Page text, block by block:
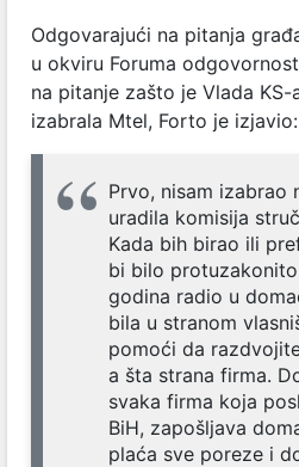
Odgovarajući na pitanja
u okviru Foruma
na pitanje zašto je Vlada
izabrala Mtel, Forto je izjavio:
Prvo, nisam izabrao
uradila komisija
Kada bih birao ili
bi bilo
godina radio u
bila u stranom
pomoći da
a šta strana firma.
svaka firma koja
BiH, zapošljava
plaća sve poreze i